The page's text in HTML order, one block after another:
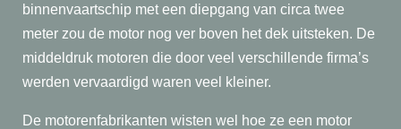
binnenvaartschip met een diepgang van circa twee
meter zou de motor nog ver boven het dek uitsteken. De
middeldruk motoren die door veel verschillende firma’s
werden vervaardigd waren veel kleiner.
De motorenfabrikanten wisten wel hoe ze een motor